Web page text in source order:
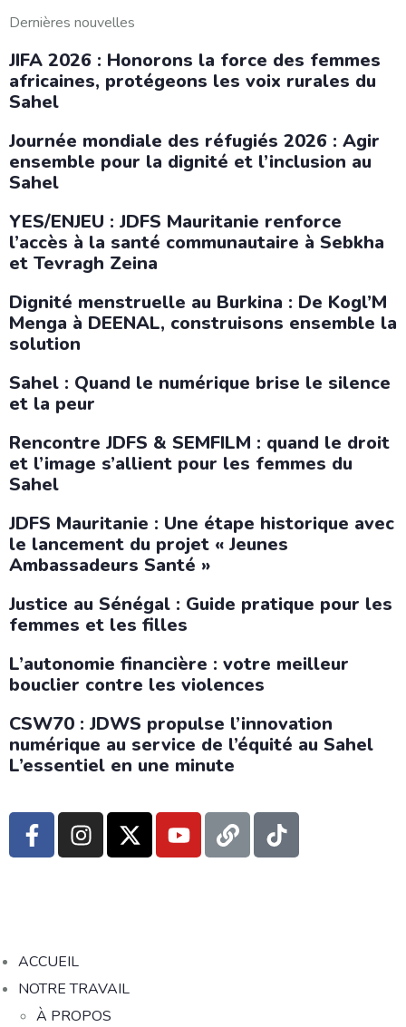
Dernières nouvelles
JIFA 2026 : Honorons la force des femmes
africaines, protégeons les voix rurales du
Sahel
Journée mondiale des réfugiés 2026 : Agir
ensemble pour la dignité et l’inclusion au
Sahel
YES/ENJEU : JDFS Mauritanie renforce
l’accès à la santé communautaire à Sebkha
et Tevragh Zeina
Dignité menstruelle au Burkina : De Kogl’M
Menga à DEENAL, construisons ensemble la
solution
Sahel : Quand le numérique brise le silence
et la peur
Rencontre JDFS & SEMFILM : quand le droit
et l’image s’allient pour les femmes du
Sahel
JDFS Mauritanie : Une étape historique avec
le lancement du projet « Jeunes
Ambassadeurs Santé »
Justice au Sénégal : Guide pratique pour les
femmes et les filles
L’autonomie financière : votre meilleur
bouclier contre les violences
CSW70 : JDWS propulse l’innovation
numérique au service de l’équité au Sahel
L’essentiel en une minute
ACCUEIL
NOTRE TRAVAIL
À PROPOS